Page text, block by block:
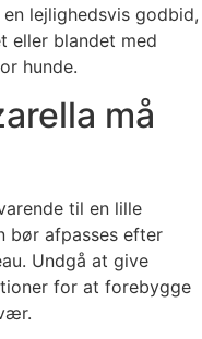
lejlighedsvis godbid,
eller blandet med
hunde.
må
til en lille
bør afpasses efter
Undgå at give
for at forebygge